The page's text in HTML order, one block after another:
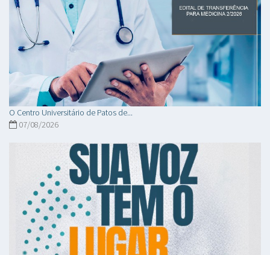
O Centro Universitário de Patos de...
07/08/2026